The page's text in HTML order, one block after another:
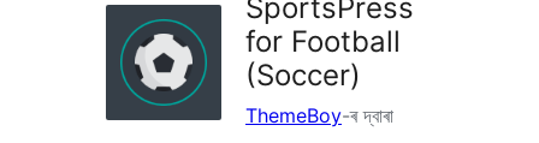
SportsPress
for Football
(Soccer)
ThemeBoy-ৰ দ্বাৰা